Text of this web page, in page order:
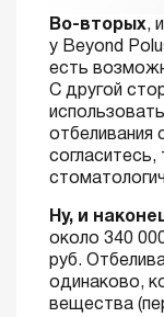
Во-вторых,
у Beyond
есть
С другой
отбеливания
согласитесь,
Ну, и
около 340
руб.
одинаково,
вещества